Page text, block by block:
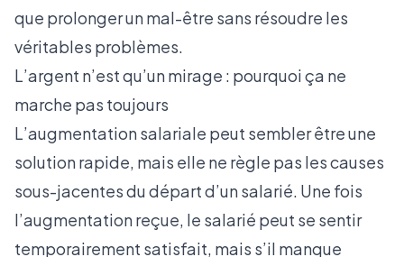
que prolonger un mal-être sans résoudre les
véritables problèmes.
L’argent n’est qu’un mirage : pourquoi ça ne
marche pas toujours
L’augmentation salariale peut sembler être une
solution rapide, mais elle ne règle pas les causes
sous-jacentes du départ d’un salarié. Une fois
l’augmentation reçue, le salarié peut se sentir
temporairement satisfait, mais s’il manque